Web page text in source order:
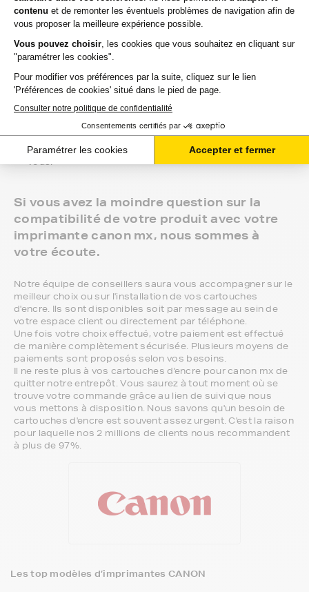
de retrait et tous les produits sont garantis 2 ans. 100%
compatible avec votre imprimante canon mx, c'est le
meilleur compromis entre qualité et prix et nous
proposons toutes les références compatibles, noir et
couleur, en pack ou à l’unité, selon le modèle et la gamme
Gamme 1er Prix : compatibles avec votre imprimante
canon mx, ces produits sans marque sont ceux de notre
gamme discount.
Marque constructeur : si vous avez l'habitude d'aller
chercher vos cartouches d'encre canon mx en magasin,
gagnez du temps en vous faisant livrer directement chez
vous.
Si vous avez la moindre question sur la
compatibilité de votre produit avec votre
imprimante canon mx, nous sommes à
votre écoute.
Notre équipe de conseillers saura vous accompagner sur le
meilleur choix ou sur l'installation de vos cartouches
d'encre. Ils sont disponibles soit par message au sein de
votre espace client ou directement par téléphone.
Une fois votre choix effectué, votre paiement est effectué
de manière complètement sécurisée. Plusieurs moyens de
paiements sont proposés selon vos besoins.
Il ne reste plus à vos cartouches d'encre pour canon mx de
quitter notre entrepôt. Vous saurez à tout moment où se
trouve votre commande grâce au lien de suivi que nous
vous mettons à disposition. Nous savons qu'un besoin de
cartouches d'encre est souvent assez urgent. C'est la raison
pour laquelle nos 2 millions de clients nous recommandent
à plus de 97%.
Les top modèles d’imprimantes CANON